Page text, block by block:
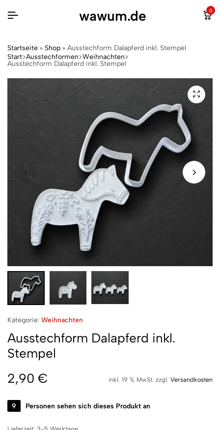
wawum.de 0
Startseite » Shop » Ausstechform Dalapferd inkl. Stempel
Start Ausstechformen Weihnachten
Ausstechform Dalapferd inkl. Stempel
Kategorie: Weihnachten
Ausstechform Dalapferd inkl.
Stempel
2,90 € inkl. 19 % MwSt. zzgl. Versandkosten
9 Personen sehen sich dieses Produkt an